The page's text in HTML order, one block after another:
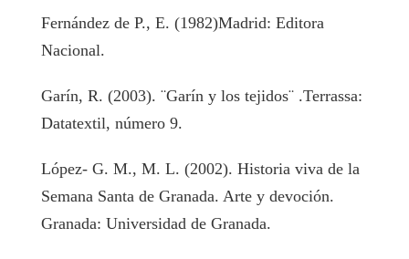
Fernández de P., E. (1982)Madrid: Editora
Nacional.
Garín, R. (2003). ¨Garín y los tejidos¨ .Terrassa:
Datatextil, número 9.
López- G. M., M. L. (2002). Historia viva de la
Semana Santa de Granada. Arte y devoción.
Granada: Universidad de Granada.